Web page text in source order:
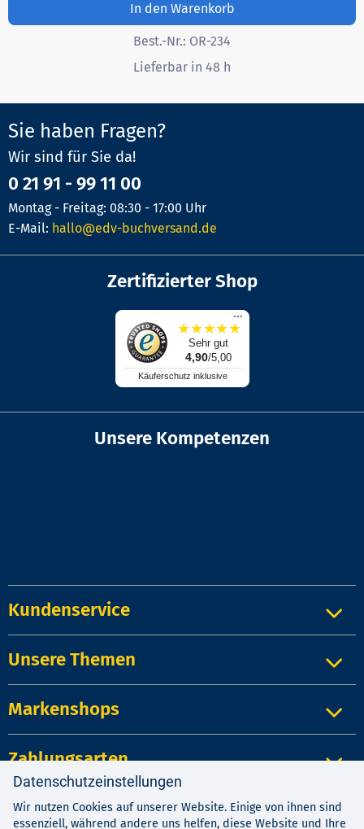
In den Warenkorb
Best.-Nr.: OR-234
Lieferbar in 48 h
Sie haben Fragen?
Wir sind für Sie da!
0 21 91 - 99 11 00
Montag - Freitag: 08:30 - 17:00 Uhr
E-Mail: hallo@edv-buchversand.de
Zertifizierter Shop
...
★★★★★
Sehr gut
4,90/5,00
Käuferschutz inklusive
Unsere Kompetenzen
Kundenservice
Unsere Themen
Markenshops
Zahlungsarten
Impressum | Kontakt|
Datenschutz
Datenschutzeinstellungen
Wir nutzen Cookies auf unserer Website. Einige von ihnen sind
essenziell, während andere uns helfen, diese Website und Ihre